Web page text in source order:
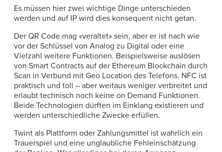
Es müssen hier zwei wichtige Dinge unterschieden
werden und auf IP wird dies konsequent nicht getan.
Der QR Code mag «veraltet» sein, aber er ist nach wie
vor der Schlüssel von Analog zu Digital oder eine
Vielzahl weitere Funktionen. Beispielsweise auslösen
von Smart Contracts auf der Ethereum Blockchain durch
Scan in Verbund mit Geo Location des Telefons. NFC ist
praktisch und toll – aber weitaus weniger verbreitet und
erlaubt technisch noch keine on Demand Funktionen.
Beide Technologien dürften im Einklang existieren und
werden unterschiedliche Zwecke erfüllen.
Twint als Plattform oder Zahlungsmittel ist wahrlich ein
Trauerspiel und eine unglaubliche Fehleinschätzung